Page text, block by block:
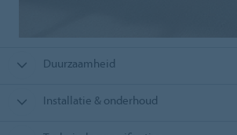
Duurzaamheid
Installatie & onderhoud